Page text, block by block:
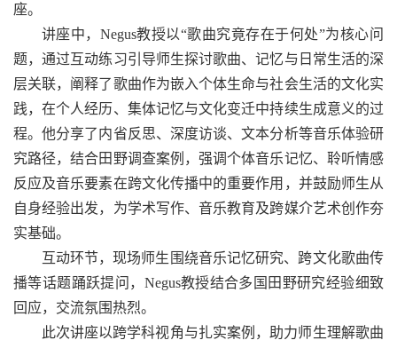
座。
讲座中， Negus教授以“歌曲究竟存在于何处”为核心问
题，通过互动练习引导师生探讨歌曲、记忆与日常生活的深
层关联，阐释了歌曲作为嵌入个体生命与社会生活的文化实
践，在个人经历、集体记忆与文化变迁中持续生成意义的过
程。他分享了内省反思、深度访谈、文本分析等音乐体验研
究路径，结合田野调查案例，强调个体音乐记忆、聆听情感
反应及音乐要素在跨文化传播中的重要作用，并鼓励师生从
自身经验出发，为学术写作、音乐教育及跨媒介艺术创作夯
实基础。
互动环节，现场师生围绕音乐记忆研究、跨文化歌曲传
播等话题踊跃提问， Negus教授结合多国田野研究经验细致
回应，交流氛围热烈。
此次讲座以跨学科视角与扎实案例，助力师生理解歌曲